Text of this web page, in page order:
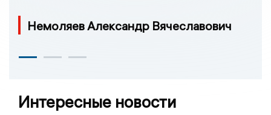
Немоляев Александр Вячеславович
Интересные новости